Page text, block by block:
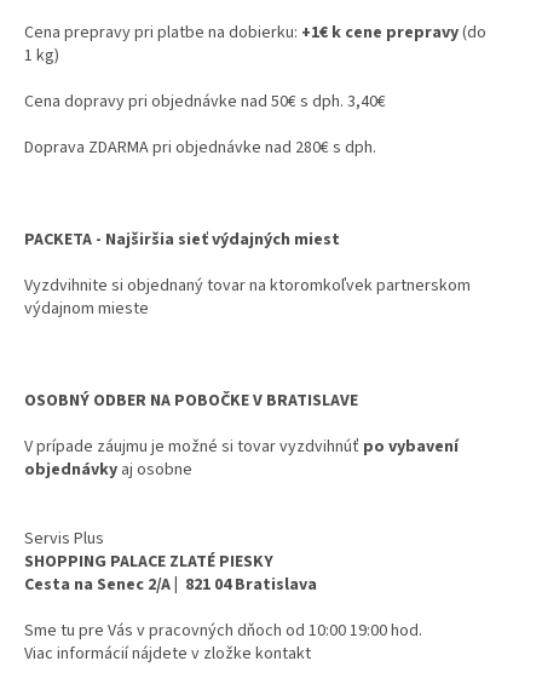
Cena prepravy pri platbe na dobierku: +1€ k cene prepravy(do
1 kg)
Cena dopravy pri objednávke nad 50€ s dph. 3,40€
Doprava ZDARMA pri objednávke nad 280€ s dph.
PACKETA - Najširšia sieť výdajných miest
Vyzdvihnite si objednaný tovar na ktoromkoľvek partnerskom
výdajnom mieste
OSOBNÝ ODBER NA POBOČKE V BRATISLAVE
V prípade záujmu je možné si tovar vyzdvihnúť po vybavení
objednávky aj osobne
Servis Plus
SHOPPING PALACE ZLATÉ PIESKY
Cesta na Senec 2/A | 821 04 Bratislava
Sme tu pre Vás v pracovných dňoch od 10:00 19:00 hod.
Viac informácií nájdete v zložke kontakt